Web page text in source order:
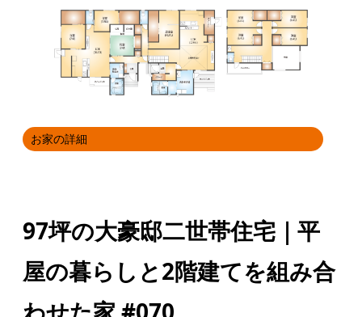
お家の詳細
97坪の大豪邸二世帯住宅｜平
屋の暮らしと2階建てを組み合